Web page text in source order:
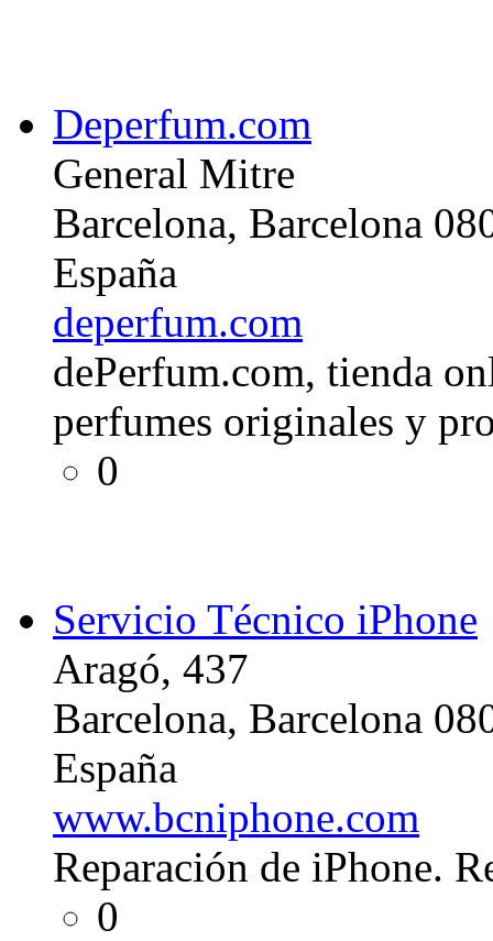
Deperfum.com
General Mitre
Barcelona, Barcelona
España
deperfum.com
dePerfum.com, tienda
perfumes originales y
0
Servicio Técnico iPhone
Aragó, 437
Barcelona, Barcelona
España
www.bcniphone.com
Reparación de iPhone.
0